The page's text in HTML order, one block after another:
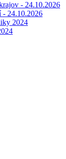
- 24.10.2026
- 24.10.2026
2024